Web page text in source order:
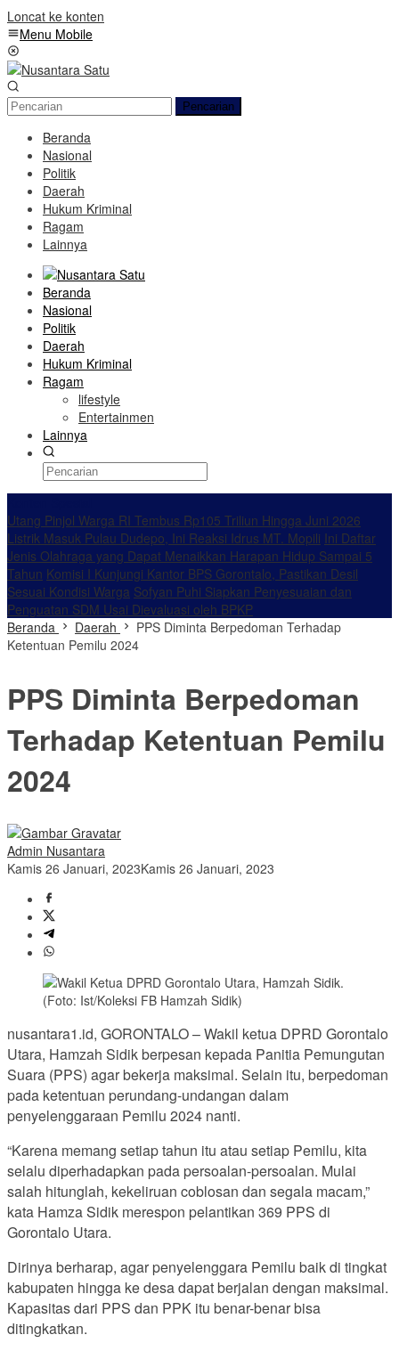
Loncat ke konten
Menu Mobile
Pencarian
Beranda
Nasional
Politik
Daerah
Hukum Kriminal
Ragam
Lainnya
Beranda
Nasional
Politik
Daerah
Hukum Kriminal
Ragam
lifestyle
Entertainmen
Lainnya
Utang Pinjol Warga RI Tembus Rp105 Triliun Hingga Juni 2026
Listrik Masuk Pulau Dudepo, Ini Reaksi Idrus MT. Mopili Ini Daftar
Jenis Olahraga yang Dapat Menaikkan Harapan Hidup Sampai 5
Tahun Komisi I Kunjungi Kantor BPS Gorontalo, Pastikan Desil
Sesuai Kondisi Warga Sofyan Puhi Siapkan Penyesuaian dan
Penguatan SDM Usai Dievaluasi oleh BPKP
Beranda
Daerah
PPS Diminta Berpedoman Terhadap
Ketentuan Pemilu 2024
PPS Diminta Berpedoman
Terhadap Ketentuan Pemilu
2024
Admin Nusantara
Kamis 26 Januari, 2023Kamis 26 Januari, 2023
nusantara1.id, GORONTALO – Wakil ketua DPRD Gorontalo
Utara, Hamzah Sidik berpesan kepada Panitia Pemungutan
Suara (PPS) agar bekerja maksimal. Selain itu, berpedoman
pada ketentuan perundang-undangan dalam
penyelenggaraan Pemilu 2024 nanti.
“Karena memang setiap tahun itu atau setiap Pemilu, kita
selalu diperhadapkan pada persoalan-persoalan. Mulai
salah hitunglah, kekeliruan coblosan dan segala macam,”
kata Hamza Sidik merespon pelantikan 369 PPS di
Gorontalo Utara.
Dirinya berharap, agar penyelenggara Pemilu baik di tingkat
kabupaten hingga ke desa dapat berjalan dengan maksimal.
Kapasitas dari PPS dan PPK itu benar-benar bisa
ditingkatkan.